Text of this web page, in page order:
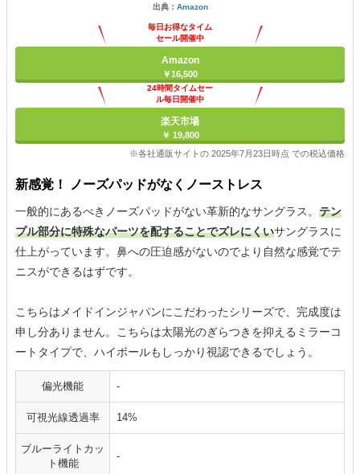
出典： Amazon
毎日お得なタイム
セール開催中
Amazon
￥16,500
24時間タイムセー
ル毎日開催中
楽天市場
￥ 19,800
※各社通販サイトの 2025年7月23日時点 での税込価格
新感覚！ ノーズパッドがなくノーストレス
一般的にあるべきノーズパッドがない革新的なサングラス。 テン
プル部分に特殊なパーツを配することでズレにくいサングラスに
仕上がっています。鼻への圧迫感がないのでより自然な感覚でテ
ニスができるはずです。
こちらはメイドインジャパンにこだわったシリーズで、完成度は
申し分ありません。こちらは太陽光のぎらつきを抑えるミラーコ
ートタイプで、ハイボールもしっかり視認できるでしょう。
偏光機能 -
可視光線透過率 14%
ブルーライトカッ
ト機能
-